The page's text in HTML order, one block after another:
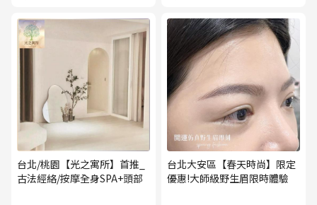
台北/桃園【光之寓所】首推_
古法經絡/按摩全身SPA+頭部
台北大安區【春天時尚】限定
優惠!大師級野生眉限時體驗